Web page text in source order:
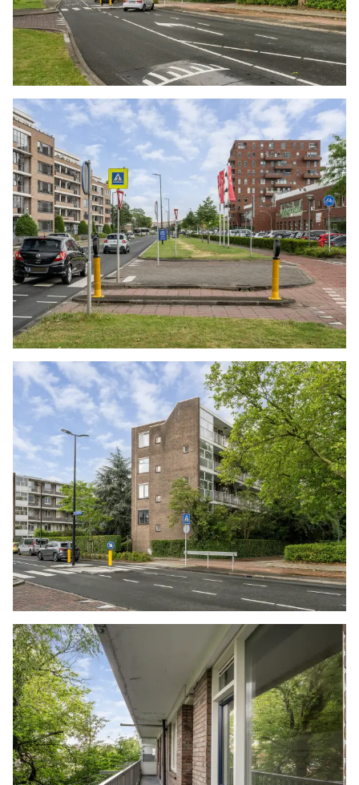
van de meting. Indien de exacte maten voor een
koper van cruciaal belang zijn, adviseren wij
deze zelf na te meten. De (kandidaat)koper(s)
zullen, indien gewenst, daartoe in de
gelegenheid gesteld worden op een passend
moment teneinde teleurstellingen en schade te
voorkomen.
Ouderdomsclausule
Bij woningen ouder dan 30 jaar zal er standaard
in de koopakte een ouderdomsclausule worden
opgenomen.
Notariskeuze en kosten
In principe ligt de notariskeuze bij de koper. Het
doorhalen van de hypothecaire inschrijving in
het kadaster moet door de verkoper betaald
worden. Zijn de kosten voor deze doorhaling
hoger dan € 400,- inclusief BTW dan wordt het
meerdere bij de koper in rekening gebracht.
Indien de koper een notaris kiest buiten een
straal van 20 kilometer van de verkochte
onroerende zaak dan zijn de eventuele kosten
die de notaris berekent voor een eventuele
verkoopvolmacht en legalisatie hiervan ten
behoeve van de verkoper voor rekening van de
koper.
Zelfbewoningsplicht
Koper is bekend met de zelfbewoningsplicht
welke vanaf 01-01-2023 binnen de gemeente
Vlaardingen van kracht is. De verkopend
makelaar heeft koper doorverwezen naar de
gemeente Vlaardingen omtrent de
desbetreffende regelgeving. Verkoper noch
verkopend makelaar aanvaarden geen enkele
aansprakelijkheid voor geleden schade wegens
het niet juist naleven van deze